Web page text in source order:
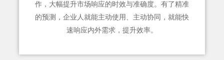
作，大幅提升市场响应的时效与准确度。有了精准
的预测，企业人就能主动使用、主动协同，就能快
速响应内外需求，提升效率。